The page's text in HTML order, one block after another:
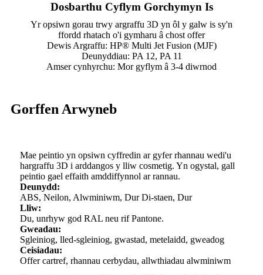
Dosbarthu Cyflym Gorchymyn Is
Yr opsiwn gorau trwy argraffu 3D yn ôl y galw is sy'n
ffordd rhatach o'i gymharu â chost offer
Dewis Argraffu: HP® Multi Jet Fusion (MJF)
Deunyddiau: PA 12, PA 11
Amser cynhyrchu: Mor gyflym â 3-4 diwrnod
Gorffen Arwyneb
Mae peintio yn opsiwn cyffredin ar gyfer rhannau wedi'u
hargraffu 3D i arddangos y lliw cosmetig. Yn ogystal, gall
peintio gael effaith amddiffynnol ar rannau.
Deunydd:
ABS, Neilon, Alwminiwm, Dur Di-staen, Dur
Lliw:
Du, unrhyw god RAL neu rif Pantone.
Gweadau:
Sgleiniog, lled-sgleiniog, gwastad, metelaidd, gweadog
Ceisiadau:
Offer cartref, rhannau cerbydau, allwthiadau alwminiwm